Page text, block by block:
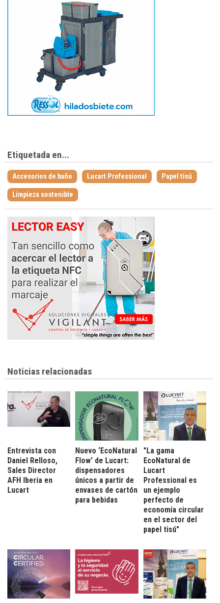
Etiquetada en...
Accesorios de baño Lucart Professional Papel tisú
Limpieza sostenible
Noticias relacionadas
Entrevista con
Daniel Relloso,
Sales Director
AFH Iberia en
Lucart
Nuevo ‘EcoNatural
Flow’ de Lucart:
dispensadores
únicos a partir de
envases de cartón
para bebidas
"La gama
EcoNatural de
Lucart
Professional es
un ejemplo
perfecto de
economía circular
en el sector del
papel tisú"